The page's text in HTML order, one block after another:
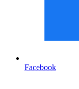
Facebook